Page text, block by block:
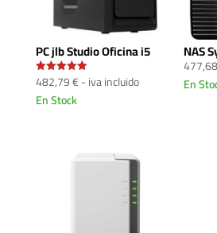
PC jlb Studio Oficina i5
Valorado
5.00
482,79€- iva incluido
En Stock
NAS
En